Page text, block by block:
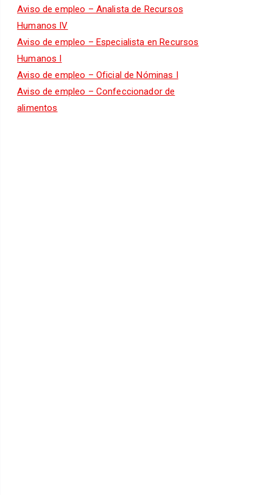
Aviso de empleo – Analista de Recursos
Humanos IV
Aviso de empleo – Especialista en Recursos
Humanos I
Aviso de empleo – Oficial de Nóminas I
Aviso de empleo – Confeccionador de
alimentos